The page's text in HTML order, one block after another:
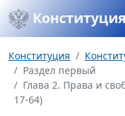
Конституция
Раздел первый
Глава 2. Права и
17-64)